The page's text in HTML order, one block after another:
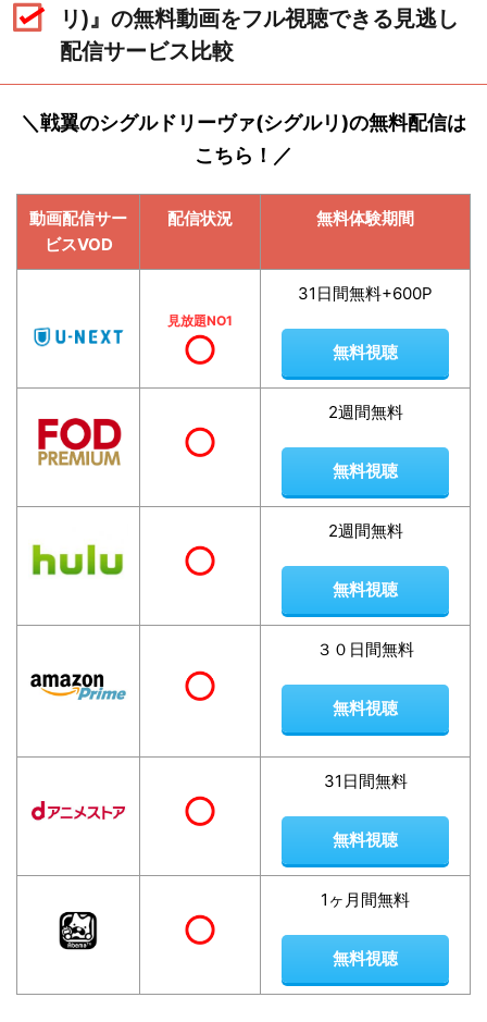
リ)』の無料動画をフル視聴できる見逃し
配信サービス比較
＼戦翼のシグルドリーヴァ(シグルリ)の無料配信は
こちら！／
動画配信サー
ビスVOD
配信状況 無料体験期間
見放題NO1
31日間無料+600P
無料視聴
2週間無料
無料視聴
2週間無料
無料視聴
３０日間無料
無料視聴
31日間無料
無料視聴
1ヶ月間無料
無料視聴